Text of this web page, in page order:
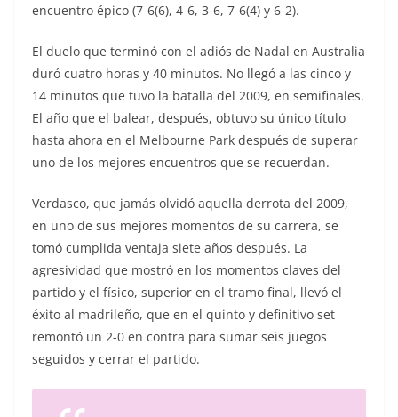
encuentro épico (7-6(6), 4-6, 3-6, 7-6(4) y 6-2).
El duelo que terminó con el adiós de Nadal en Australia
duró cuatro horas y 40 minutos. No llegó a las cinco y
14 minutos que tuvo la batalla del 2009, en semifinales.
El año que el balear, después, obtuvo su único título
hasta ahora en el Melbourne Park después de superar
uno de los mejores encuentros que se recuerdan.
Verdasco, que jamás olvidó aquella derrota del 2009,
en uno de sus mejores momentos de su carrera, se
tomó cumplida ventaja siete años después. La
agresividad que mostró en los momentos claves del
partido y el físico, superior en el tramo final, llevó el
éxito al madrileño, que en el quinto y definitivo set
remontó un 2-0 en contra para sumar seis juegos
seguidos y cerrar el partido.